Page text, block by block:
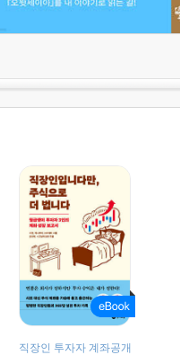
직장인 투자자 계좌공개